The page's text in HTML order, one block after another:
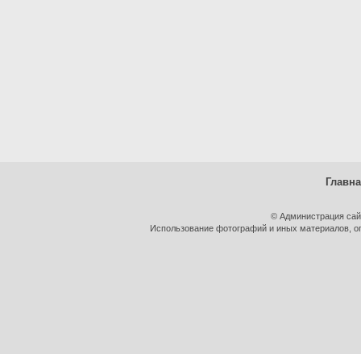
© Администрация
Использование фотографий и иных материалов,